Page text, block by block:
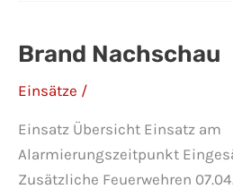
Brand Nachschau
Einsätze /
Einsatz Übersicht Einsatz am
Alarmierungszeitpunkt
Zusätzliche Feuerwehren